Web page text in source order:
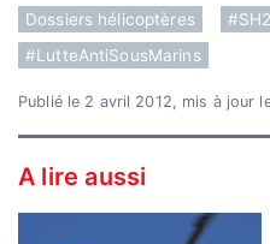
Dossiers hélicoptères
#LutteAntiSousMarins
Publié le 2 avril 2012, mis à jour
A lire aussi